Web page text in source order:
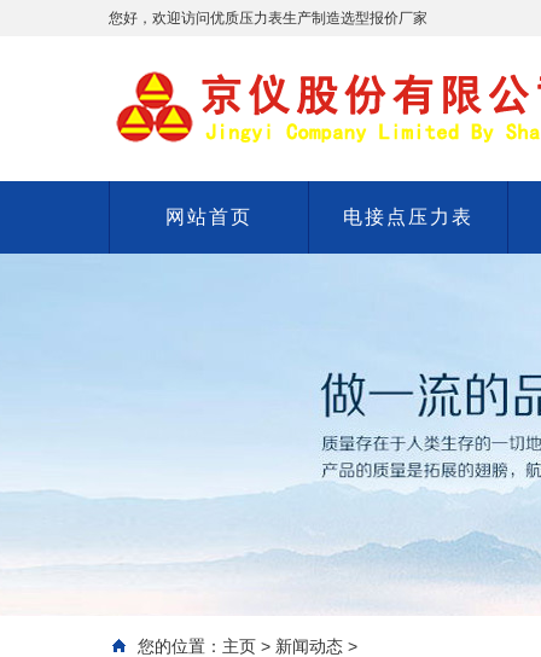
您好，欢迎访问优质压力表生产制造选型报价厂家
网站首页 电接点压力表
您的位置： 主页 > 新闻动态 >